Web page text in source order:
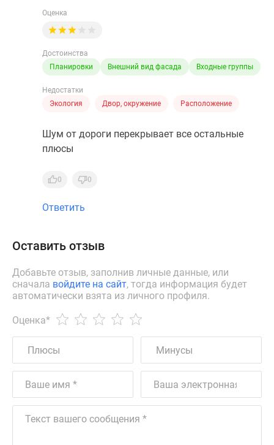
Оценка
Достоинства
Планировки
Внешний вид фасада Входные группы
Недостатки
Экология
Двор, окружение Расположение
Шум от дороги перекрывает все остальные
плюсы
0 0
Ответить
Оставить отзыв
Добавьте отзыв, заполнив личные данные, или
сначала войдите на сайт, тогда информация будет
автоматически взята из личного профиля.
Оценка*